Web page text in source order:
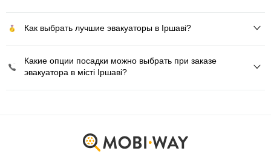
Как выбрать лучшие эвакуаторы в Іршаві?
Какие опции посадки можно выбрать при заказе
эвакуатора в місті Іршаві?